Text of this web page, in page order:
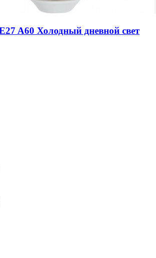
A60 Холодный дневной свет